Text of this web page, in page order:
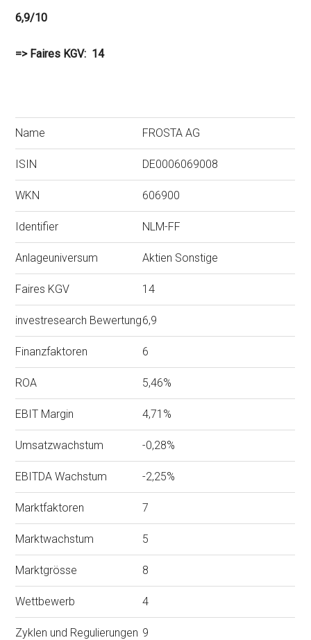
6,9/10
=> Faires KGV: 14
Name FROSTA AG
ISIN DE0006069008
WKN 606900
Identifier NLM-FF
Anlageuniversum Aktien Sonstige
Faires KGV 14
investresearch Bewertung6,9
Finanzfaktoren 6
ROA 5,46%
EBIT Margin 4,71%
Umsatzwachstum -0,28%
EBITDA Wachstum -2,25%
Marktfaktoren 7
Marktwachstum 5
Marktgrösse 8
Wettbewerb 4
Zyklen und Regulierungen 9